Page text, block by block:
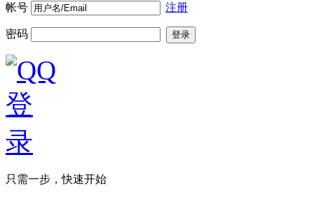
帐号 注册
密码 登录
只需一步，快速开始